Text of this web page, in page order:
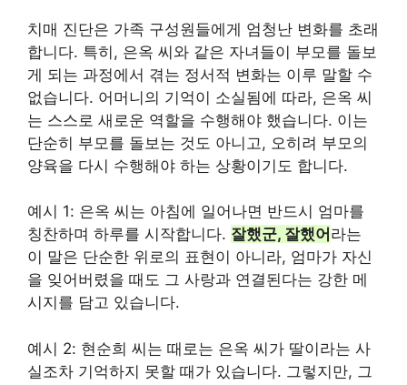
치매 진단은 가족 구성원들에게 엄청난 변화를 초래
합니다. 특히, 은옥 씨와 같은 자녀들이 부모를 돌보
게 되는 과정에서 겪는 정서적 변화는 이루 말할 수
없습니다. 어머니의 기억이 소실됨에 따라, 은옥 씨
는 스스로 새로운 역할을 수행해야 했습니다. 이는
단순히 부모를 돌보는 것도 아니고, 오히려 부모의
양육을 다시 수행해야 하는 상황이기도 합니다.
예시 1: 은옥 씨는 아침에 일어나면 반드시 엄마를
칭찬하며 하루를 시작합니다. 잘했군, 잘했어 라는
이 말은 단순한 위로의 표현이 아니라, 엄마가 자신
을 잊어버렸을 때도 그 사랑과 연결된다는 강한 메
시지를 담고 있습니다.
예시 2: 현순희 씨는 때로는 은옥 씨가 딸이라는 사
실조차 기억하지 못할 때가 있습니다. 그렇지만, 그